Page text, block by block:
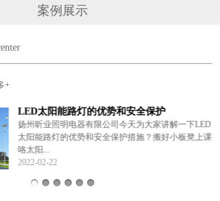
案例展示
+
LED太阳能路灯的优势和安全保护
扬州昕业照明电器有限公司今天为大家讲解一下LED
太阳能路灯的优势和安全保护措施？搬好小板凳上课
咯太阳...
2022-02-22